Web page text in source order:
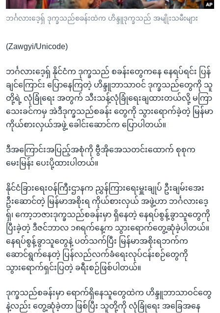
ကျော်
ကြည့်
ရှာဖွေ
နေရာ
သို့
ကျော်
ရန်
ဘင်္ဂလားဒေ့ရှ် ဒုက္ခသည်စခန်းထဲက ဟိန္ဒူဒုက္ခသည် အမျိုးသမီးများ
(Zawgyi/Unicode)
ဘင်္ဂလားဒေ့ရှ် နိုင်ငံက ဒုက္ခသည် စခန်းတွေကနေ နေရပ်ရင်း ပြန်
ချင်ကြောင်း ပြောနေကြတဲ့ ဟိန္ဒူဘာသာဝင် ဒုက္ခသည်တွေကို သူ
တို့ရဲ့ လုံခြုံရေး အတွက် သီးသန့်လုံခြုံရေးချထားတယ်လို့ မကြာ
သေးခင်ကမှ အဲဒီဒုက္ခသည်စခန်း တွေကို သွားရောက်ခဲ့တဲ့ မြန်မာ
ကိုယ်စားလှယ်အဖွဲ့ ခေါင်းဆောင်က ပြောပါတယ်။
ဒီအကြောင်းအပြည့်အစုံကို ဗွီအိုအေသတင်းထောက် စုစုက
မေးမြန်း ပေးပို့ထားပါတယ်။
နိုင်ငံခြားရေးဝန်ကြီးဌာနက ညွှန်ကြားရေးမှူးချုပ် ဦးချမ်းအေး
ဦးဆောင်တဲ့ မြန်မာအစိုးရ ကိုယ်စားလှယ် အဖွဲ့ဟာ ဘင်္ဂလားဒေ့
ရှ်၊ ကော့ဘဇားဒုက္ခသည်စခန်းမှာ ရှိနေတဲ့ နေရပ်စွန့်ခွာသူတွေကို
ပြီးခဲ့တဲ့ ဒီဇင်ဘာလ ၁၈ရက်နေ့က သွားရောက်တွေ့ဆုံခဲ့ပါတယ်။
နေရပ်စွန့်ခွာသူတွေနဲ့ ပတ်သက်ပြီး မြန်မာအစိုးရဘက်က
ဆောင်ရွက်နေတဲ့ ပြန်လည်လက်ခံရေးလုပ်ငန်းစဉ်တွေကို
သွားရောက်ရှင်းပြတဲ့ ခရီးစဉ်ဖြစ်ပါတယ်။
ဒုက္ခသည်စခန်းမှာ ရောက်ရှိနေသူတွေထဲက ဟိန္ဒူဘာသာဝင်တွေ
နဲ့လည်း တွေ့ဆုံခဲ့တာ ဖြစ်ပြီး သူတို့ကို လုံခြုံရေး အခြေအနေ